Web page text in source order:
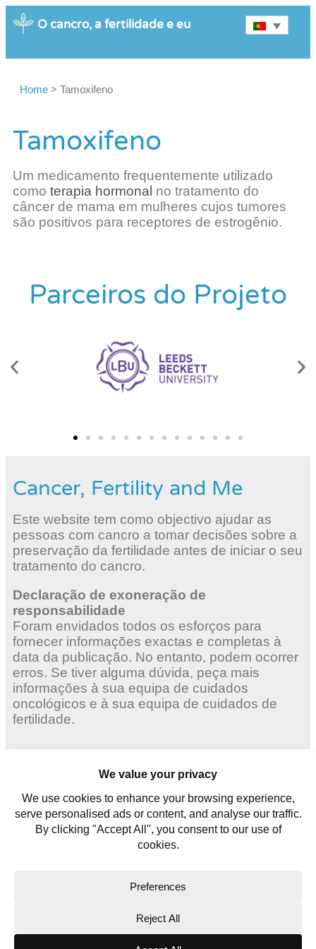
O cancro, a fertilidade e eu
Home > Tamoxifeno
Tamoxifeno
Um medicamento frequentemente utilizado
como terapia hormonal no tratamento do
câncer de mama em mulheres cujos tumores
são positivos para receptores de estrogênio.
Parceiros do Projeto
Cancer, Fertility and Me
Este website tem como objectivo ajudar as
pessoas com cancro a tomar decisões sobre a
preservação da fertilidade antes de iniciar o seu
tratamento do cancro.
Declaração de exoneração de
responsabilidade
Foram envidados todos os esforços para
fornecer informações exactas e completas à
data da publicação. No entanto, podem ocorrer
erros. Se tiver alguma dúvida, peça mais
informações à sua equipa de cuidados
oncológicos e à sua equipa de cuidados de
fertilidade.
Homens jovens
Contate-nos
Copyright © 2026. All rights reserved.